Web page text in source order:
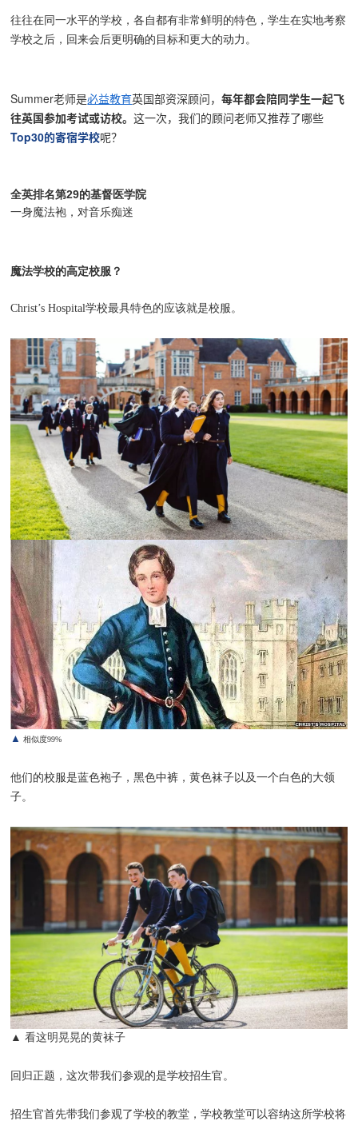
往往在同一水平的学校，各自都有非常鲜明的特色，学生在实地考察
学校之后，回来会后更明确的目标和更大的动力。
Summer老师是必益教育英国部资深顾问，每年都会陪同学生一起飞
往英国参加考试或访校。这一次，我们的顾问老师又推荐了哪些
Top30的寄宿学校呢？
全英排名第29的基督医学院
一身魔法袍，对音乐痴迷
魔法学校的高定校服？
Christ’s Hospital学校最具特色的应该就是校服。
▲ 相似度99%
他们的校服是蓝色袍子，黑色中裤，黄色袜子以及一个白色的大领
子。
▲ 看这明晃晃的黄袜子
回归正题，这次带我们参观的是学校招生官。
招生官首先带我们参观了学校的教堂，学校教堂可以容纳这所学校将